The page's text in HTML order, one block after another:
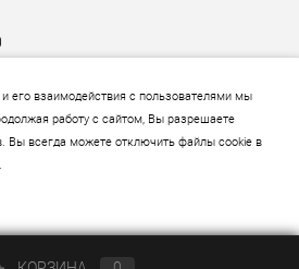
его взаимодействия с пользователями мы
работу с сайтом, Вы разрешаете
Вы всегда можете отключить файлы cookie в